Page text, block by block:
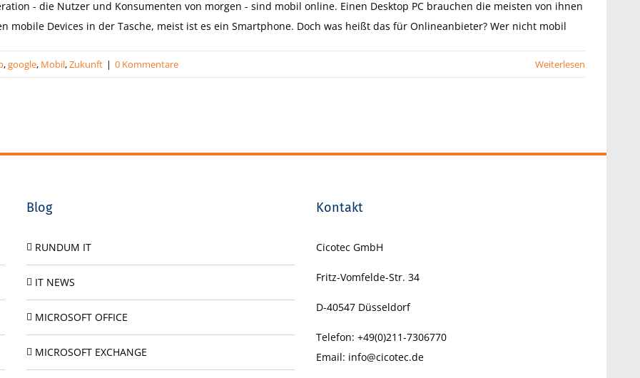
- die Nutzer und Konsumenten von morgen - sind mobil online. Einen Desktop PC brauchen die meisten von ihnen
Devices in der Tasche, meist ist es ein Smartphone. Doch was heißt das für Onlineanbieter? Wer nicht mobil
,google, Mobil,Zukunft | 0 Kommentare Weiterlesen
Blog
RUNDUM IT
IT NEWS
MICROSOFT OFFICE
MICROSOFT EXCHANGE
Kontakt
Cicotec GmbH
Fritz-Vomfelde-Str. 34
D-40547 Düsseldorf
Telefon:+49(0)211-7306770
Email: info@cicotec.de